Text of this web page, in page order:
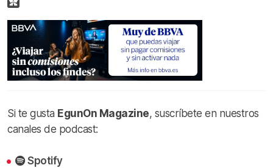
Si te gusta EgunOn Magazine, suscríbete en nuestros
canales de podcast:
Spotify